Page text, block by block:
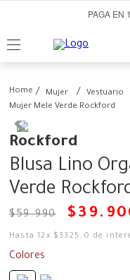
PAGA EN
Mujer Vestuario
Mujer Mele Verde Rockford
Rockford
Blusa Lino
Verde
$59.990 $ 39 .
Hasta12 x $ 3325 ,0 de
Colores